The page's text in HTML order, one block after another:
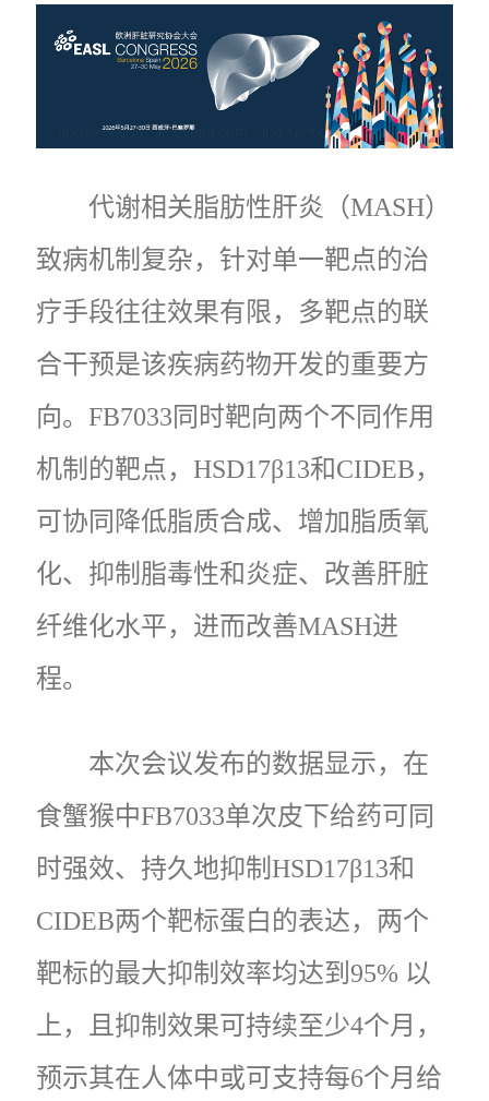
代谢相关脂肪性肝炎（MASH）
致病机制复杂，针对单一靶点的治
疗手段往往效果有限，多靶点的联
合干预是该疾病药物开发的重要方
向。FB7033同时靶向两个不同作用
机制的靶点，HSD17β13和CIDEB，
可协同降低脂质合成、增加脂质氧
化、抑制脂毒性和炎症、改善肝脏
纤维化水平，进而改善MASH进
程。
本次会议发布的数据显示，在
食蟹猴中FB7033单次皮下给药可同
时强效、持久地抑制HSD17β13和
CIDEB两个靶标蛋白的表达，两个
靶标的最大抑制效率均达到95% 以
上，且抑制效果可持续至少4个月，
预示其在人体中或可支持每6个月给